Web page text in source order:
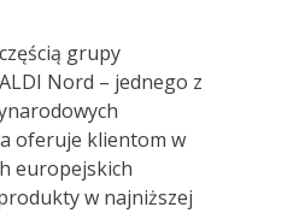
grupy
Nord – jednego z
oferuje klientom w
europejskich
w najniższej